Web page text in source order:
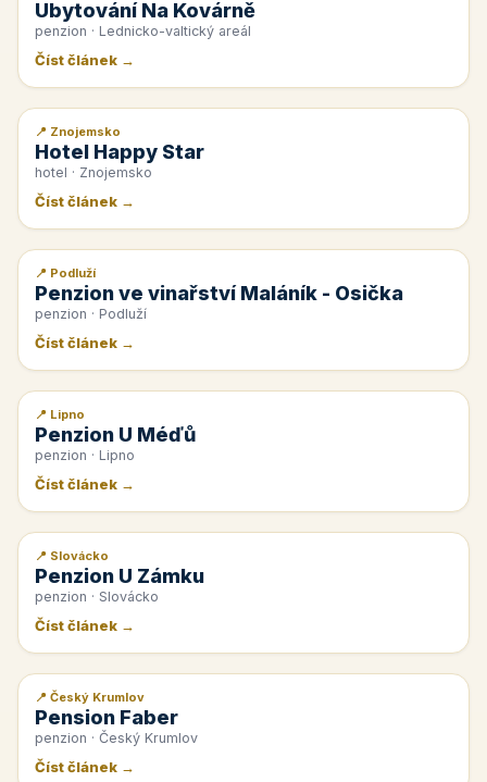
Ubytování Na Kovárně
penzion · Lednicko-valtický areál
Číst článek →
📰 PR článek
📍 Znojemsko
Hotel Happy Star
hotel · Znojemsko
Číst článek →
📰 PR článek
📍 Podluží
Penzion ve vinařství Maláník - Osička
penzion · Podluží
Číst článek →
📰 PR článek
📍 Lipno
Penzion U Méďů
penzion · Lipno
Číst článek →
📰 PR článek
📍 Slovácko
Penzion U Zámku
penzion · Slovácko
Číst článek →
📰 PR článek
📍 Český Krumlov
Pension Faber
penzion · Český Krumlov
Číst článek →